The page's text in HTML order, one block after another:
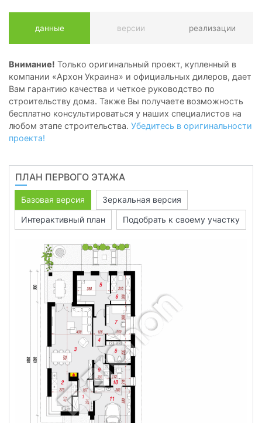
данные версии реализации
Внимание! Только оригинальный проект, купленный в
компании «Архон Украина» и официальных дилеров, дает
Вам гарантию качества и четкое руководство по
строительству дома. Также Вы получаете возможность
бесплатно консультироваться у наших специалистов на
любом этапе строительства. Убедитесь в оригинальности
проекта!
ПЛАН ПЕРВОГО ЭТАЖА
Базовая версия
Зеркальная версия
Интерактивный план
Подобрать к своему участку